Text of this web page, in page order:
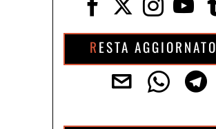
RESTA AGGIORNATO